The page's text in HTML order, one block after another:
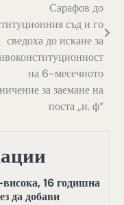
Сарафов до
съд и го
сведоха до искане за
на 6-месечното
за заемане на
поста „и. ф“
16 годишна
да добави